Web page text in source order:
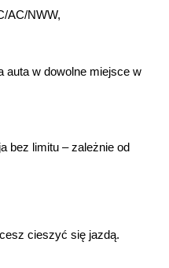
AC/NWW,
auta w dowolne miejsce w
bez limitu – zależnie od
cieszyć się jazdą.